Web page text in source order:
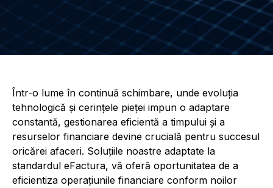
Într-o lume în continuă schimbare, unde evoluția
tehnologică și cerințele pieței impun o adaptare
constantă, gestionarea eficientă a timpului și a
resurselor financiare devine crucială pentru succesul
oricărei afaceri. Soluțiile noastre adaptate la
standardul eFactura, vă oferă oportunitatea de a
eficientiza operațiunile financiare conform noilor